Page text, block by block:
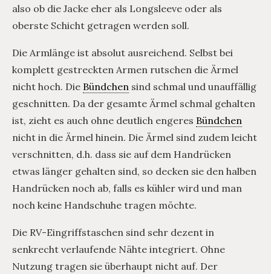
also ob die Jacke eher als Longsleeve oder als
oberste Schicht getragen werden soll.
Die Armlänge ist absolut ausreichend. Selbst bei
komplett gestreckten Armen rutschen die Ärmel
nicht hoch. Die Bündchen sind schmal und unauffällig
geschnitten. Da der gesamte Ärmel schmal gehalten
ist, zieht es auch ohne deutlich engeres Bündchen
nicht in die Ärmel hinein. Die Ärmel sind zudem leicht
verschnitten, d.h. dass sie auf dem Handrücken
etwas länger gehalten sind, so decken sie den halben
Handrücken noch ab, falls es kühler wird und man
noch keine Handschuhe tragen möchte.
Die RV-Eingriffstaschen sind sehr dezent in
senkrecht verlaufende Nähte integriert. Ohne
Nutzung tragen sie überhaupt nicht auf. Der